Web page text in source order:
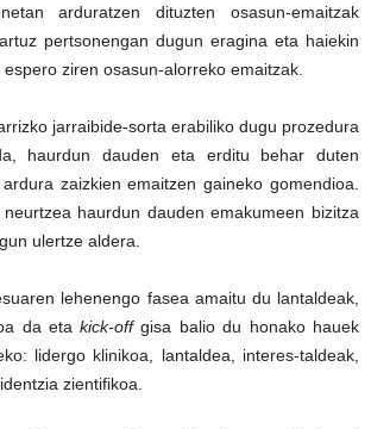
arduratzen dituzten osasun-emaitzak
pertsonengan dugun eragina eta haiekin
ziren osasun-alorreko emaitzak.
jarraibide-sorta erabiliko dugu prozedura
haurdun dauden eta erditu behar duten
zaizkien emaitzen gaineko gomendioa.
haurdun dauden emakumeen bizitza
ulertze aldera.
lehenengo fasea amaitu du lantaldeak,
da eta kick-offgisa balio du honako hauek
lidergo klinikoa, lantaldea, interes-taldeak,
zientifikoa.